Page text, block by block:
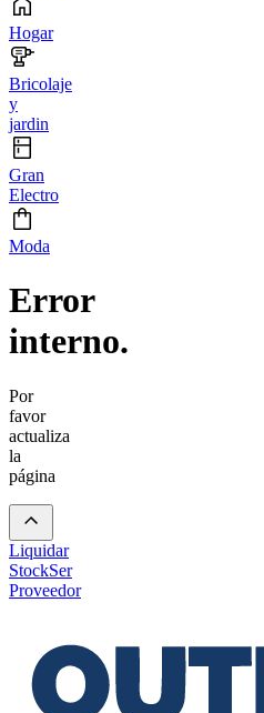
Hogar
Bricolaje
y
jardin
Gran
Electro
Moda
Error
interno.
Por
favor
actualiza
la
página
Liquidar
StockSer
Proveedor